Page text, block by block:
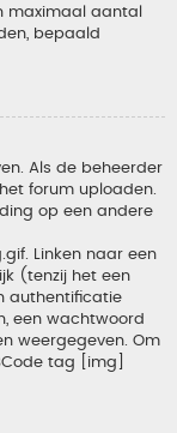
maximaal aantal
bepaald
Als de beheerder
forum uploaden.
op een andere
Linken naar een
(tenzij het een
authentificatie
een wachtwoord
weergegeven. Om
tag [img]